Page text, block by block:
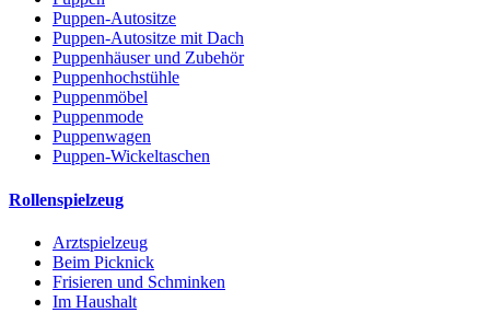
Puppen-Autositze
Puppen-Autositze mit Dach
Puppenhäuser und Zubehör
Puppenhochstühle
Puppenmöbel
Puppenmode
Puppenwagen
Puppen-Wickeltaschen
Rollenspielzeug
Arztspielzeug
Beim Picknick
Frisieren und Schminken
Im Haushalt